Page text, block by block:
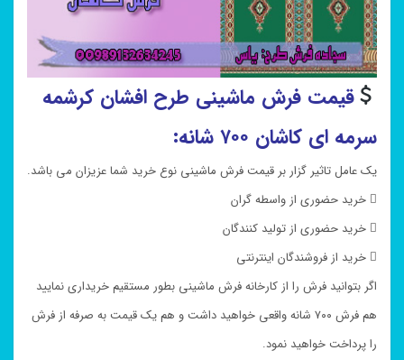
قیمت فرش ماشینی طرح افشان کرشمه
سرمه ای کاشان ۷۰۰ شانه:
یک عامل تاثیر گزار بر قیمت فرش ماشینی نوع خرید شما عزیزان می باشد.
 خرید حضوری از واسطه گران
 خرید حضوری از تولید کنندگان
 خرید از فروشندگان اینترنتی
اگر بتوانید فرش را از کارخانه فرش ماشینی بطور مستقیم خریداری نمایید
هم فرش ۷۰۰ شانه واقعی خواهید داشت و هم یک قیمت به صرفه از فرش
را پرداخت خواهید نمود.